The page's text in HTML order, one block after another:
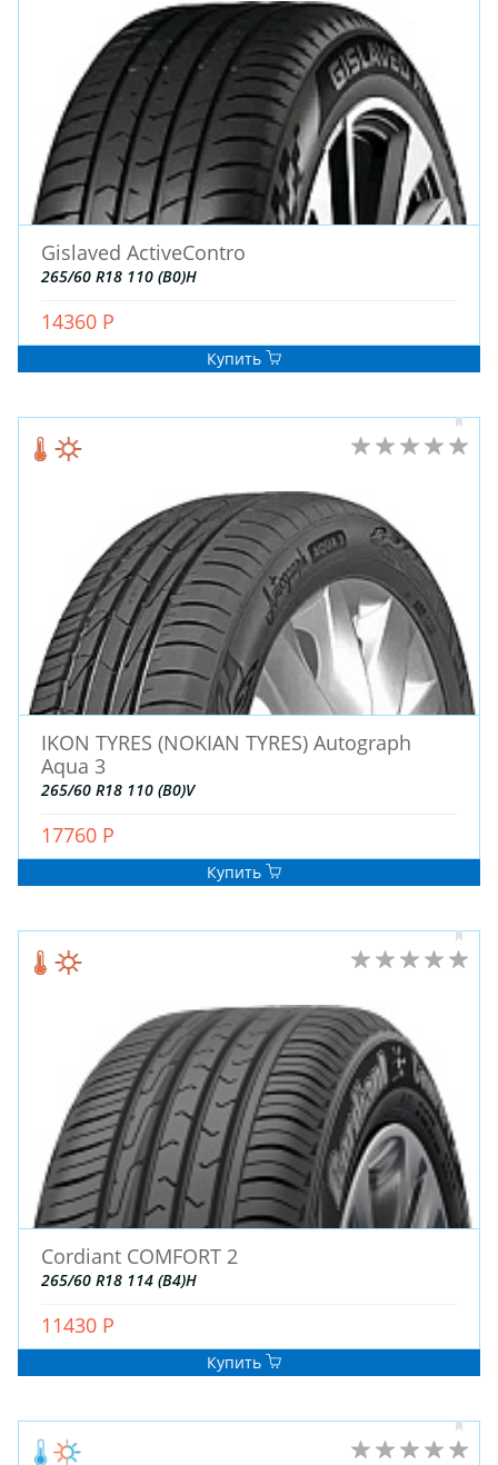
ЗИМНИЕ
ЛЕТНИЕ
ДЛЯ СПЕЦТЕХНИКИ
ДЛЯ ГРУЗОВЫХ АВТО
ДЛЯ ГРУЗОВЫХ АВТО
ДЛЯ ЛЕГКОВЫХ АВТО
ШИНЫ
ДИСКИ
АККУМУЛЯТОРЫ
Gislaved ActiveContro
265/60 R18 110 (B0)H
14360 Р
Купить
IKON TYRES (NOKIAN TYRES) Autograph
Aqua 3
265/60 R18 110 (B0)V
17760 Р
Купить
Cordiant COMFORT 2
265/60 R18 114 (B4)H
11430 Р
Купить